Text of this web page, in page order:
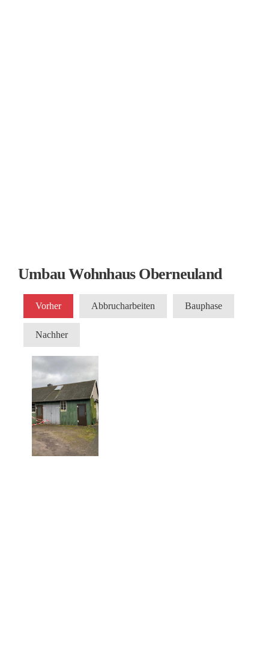
Umbau Wohnhaus Oberneuland
Vorher Abbrucharbeiten Bauphase
Nachher